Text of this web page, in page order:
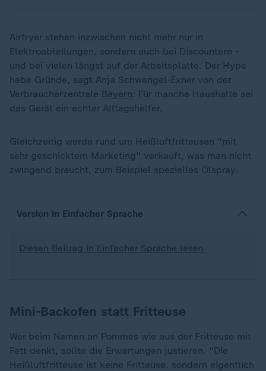
Airfryer stehen inzwischen nicht mehr nur in
Elektroabteilungen, sondern auch bei Discountern -
und bei vielen längst auf der Arbeitsplatte. Der Hype
habe Gründe, sagt Anja Schwengel-Exner von der
Verbraucherzentrale Bayern: Für manche Haushalte sei
das Gerät ein echter Alltagshelfer.
Gleichzeitig werde rund um Heißluftfritteusen "mit
sehr geschicktem Marketing" verkauft, was man nicht
zwingend braucht, zum Beispiel spezielles Ölspray.
Version in Einfacher Sprache
Diesen Beitrag in Einfacher Sprache lesen
Mini-Backofen statt Fritteuse
Wer beim Namen an Pommes wie aus der Fritteuse mit
Fett denkt, sollte die Erwartungen justieren. "Die
Heißluftfritteuse ist keine Fritteuse, sondern eigentlich